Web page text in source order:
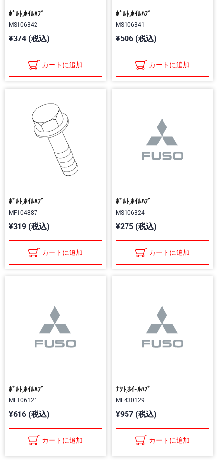
ﾎﾞﾙﾄ,ﾎｲﾙﾊﾌﾞ
MS106342
¥374 (税込)
カートに追加
ﾎﾞﾙﾄ,ﾎｲﾙﾊﾌﾞ
MS106341
¥506 (税込)
カートに追加
ﾎﾞﾙﾄ,ﾎｲﾙﾊﾌﾞ
MF104887
¥319 (税込)
カートに追加
ﾎﾞﾙﾄ,ﾎｲﾙﾊﾌﾞ
MS106324
¥275 (税込)
カートに追加
ﾎﾞﾙﾄ,ﾎｲﾙﾊﾌﾞ
MF106121
¥616 (税込)
カートに追加
ﾅﾂﾄ,ﾎｲ-ﾙﾊﾌﾞ
MF430129
¥957 (税込)
カートに追加